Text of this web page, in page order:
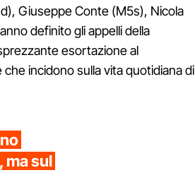
Giuseppe Conte (M5s), Nicola
definito gli appelli della
esortazione al
incidono sulla vita quotidiana di
ma sul